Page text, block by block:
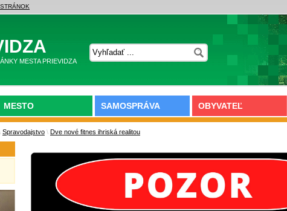
MESTA PRIEVIDZA
MESTO SAMOSPRÁVA OBYVATEĽ
Spravodajstvo \ Dve nové fitnes ihriská realitou